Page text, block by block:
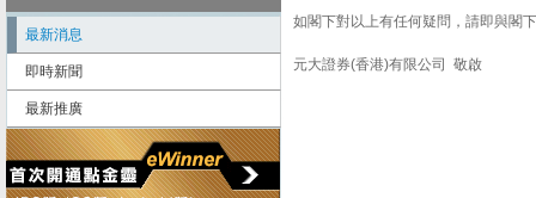
最新消息
即時新聞
最新推廣
如閣下對以上有任何疑問，請即與閣
元大證券(香港)有限公司 敬啟